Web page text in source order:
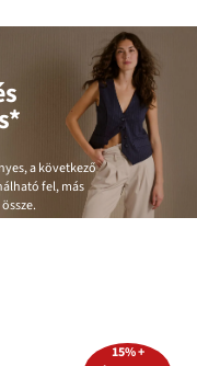
a következő
fel, más
15% +